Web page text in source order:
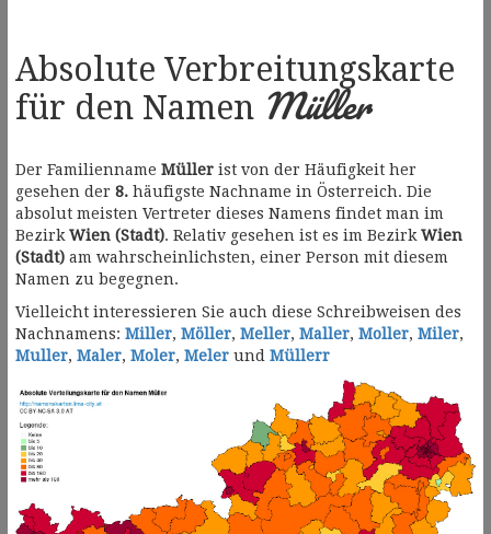
Absolute Verbreitungskarte
für den Namen Müller
Der Familienname Müller ist von der Häufigkeit her
gesehen der 8. häufigste Nachname in Österreich. Die
absolut meisten Vertreter dieses Namens findet man im
Bezirk Wien (Stadt). Relativ gesehen ist es im Bezirk Wien
(Stadt) am wahrscheinlichsten, einer Person mit diesem
Namen zu begegnen.
Vielleicht interessieren Sie auch diese Schreibweisen des
Nachnamens: Miller, Möller, Meller, Maller, Moller, Miler,
Muller, Maler, Moler, Meler und Müllerr